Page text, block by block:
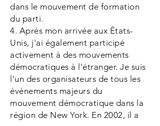
dans le mouvement de formation
du parti.
4. Après mon arrivée aux États-
Unis, j'ai également participé
activement à des mouvements
démocratiques à l'étranger. Je suis
l'un des organisateurs de tous les
événements majeurs du
mouvement démocratique dans la
région de New York. En 2002, il a